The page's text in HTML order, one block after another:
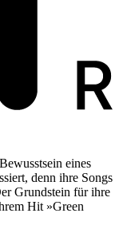
eines
denn ihre Songs
Grundstein für ihre
Hit »Green